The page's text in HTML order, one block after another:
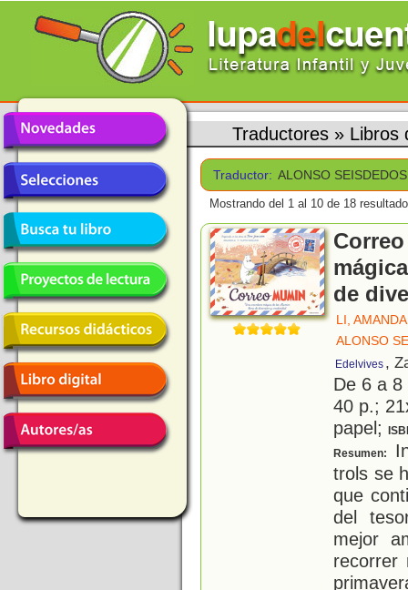
Traductores » Libros
Traductor: ALONSO
Mostrando del 1 al 10 de 18
de
LI, AMANDA
ALONSO
Edelvives ,
De 6 a
40 p.;
papel;
Resumen:
trols se
que
del
mejor
recorrer